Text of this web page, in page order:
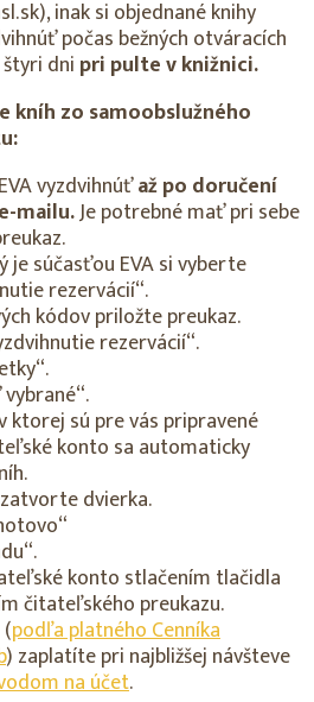
inak si objednané knihy
počas bežných otváracích
dni pri pulte v knižnici.
kníh zo samoobslužného
vyzdvihnúťaž po doručení
mailu.Je potrebné mať pri sebe
súčasťou EVA si vyberte
rezervácií“.
kódov priložte preukaz.
rezervácií“.
ktorej sú pre vás pripravené
konto sa automaticky
dvierka.
konto stlačením tlačidla
čitateľského preukazu.
podľa platného Cenníka
) zaplatíte pri najbližšej návšteve
na účet.